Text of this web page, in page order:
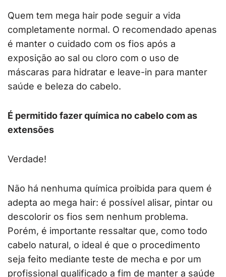
Quem tem mega hair pode seguir a vida
completamente normal. O recomendado apenas
é manter o cuidado com os fios após a
exposição ao sal ou cloro com o uso de
máscaras para hidratar e leave-in para manter
saúde e beleza do cabelo.
É permitido fazer química no cabelo com as
extensões
Verdade!
Não há nenhuma química proibida para quem é
adepta ao mega hair: é possível alisar, pintar ou
descolorir os fios sem nenhum problema.
Porém, é importante ressaltar que, como todo
cabelo natural, o ideal é que o procedimento
seja feito mediante teste de mecha e por um
profissional qualificado a fim de manter a saúde